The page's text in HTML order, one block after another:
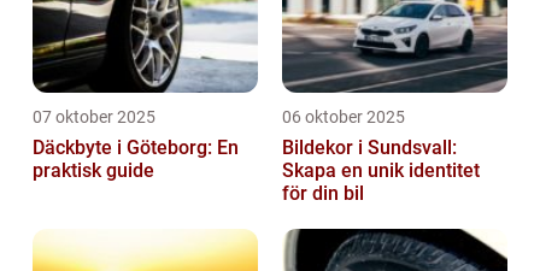
07 oktober 2025
Däckbyte i Göteborg: En
praktisk guide
06 oktober 2025
Bildekor i Sundsvall:
Skapa en unik identitet
för din bil